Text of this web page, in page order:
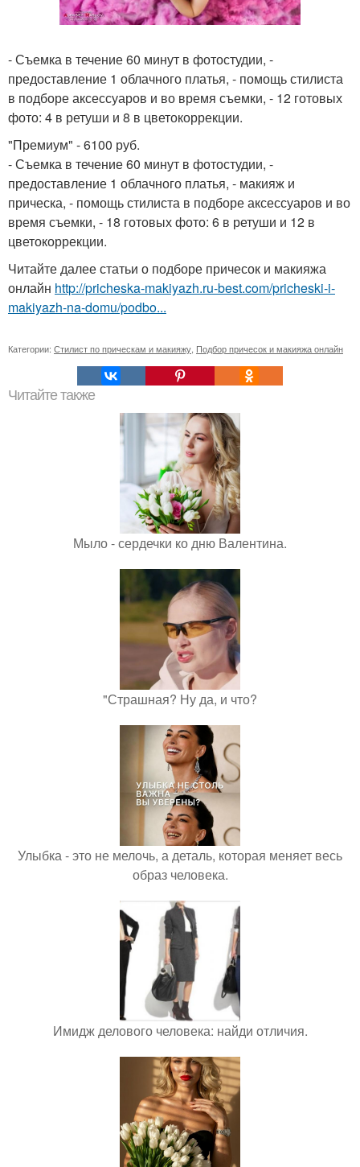
- Съемка в течение 60 минут в фотостудии, -
предоставление 1 облачного платья, - помощь стилиста
в подборе аксессуаров и во время съемки, - 12 готовых
фото: 4 в ретуши и 8 в цветокоррекции.
"Премиум" - 6100 руб.
- Съемка в течение 60 минут в фотостудии, -
предоставление 1 облачного платья, - макияж и
прическа, - помощь стилиста в подборе аксессуаров и во
время съемки, - 18 готовых фото: 6 в ретуши и 12 в
цветокоррекции.
Читайте далее статьи о подборе причесок и макияжа
онлайн http://pricheska-makiyazh.ru-best.com/pricheski-i-
makiyazh-na-domu/podbo...
Категории: Стилист по прическам и макияжу, Подбор причесок и макияжа онлайн
Читайте также
Мыло - сердечки ко дню Валентина.
"Страшная? Ну да, и что?
Улыбка - это не мелочь, а деталь, которая меняет весь
образ человека.
Имидж делового человека: найди отличия.